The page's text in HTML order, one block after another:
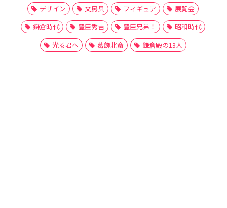
デザイン
文房具 フィギュア
展覧会
鎌倉時代
豊臣秀吉 豊臣兄弟！
昭和時代
光る君へ
葛飾北斎 鎌倉殿の13人